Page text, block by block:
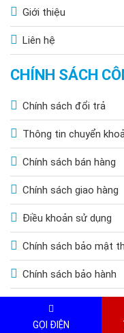
Giới thiệu
Liên hệ
CHÍNH SÁCH
Chính sách đổi trả
Thông tin chuyển
Chính sách bán hàng
Chính sách giao hàng
Điều khoản sử dụng
Chính sách bảo mật
Chính sách bảo hành
Copyright © 2015 by
GỌI ĐIỆN